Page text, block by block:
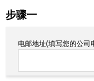
步骤一
电邮地址(填写您的公司